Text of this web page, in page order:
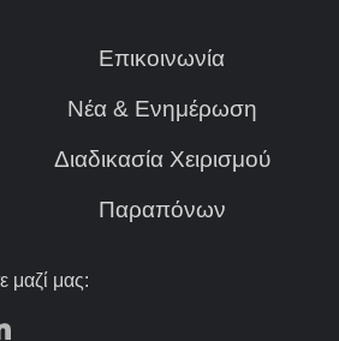
Επικοινωνία
Νέα & Ενημέρωση
Διαδικασία Χειρισμού
Παραπόνων
μαζί μας: